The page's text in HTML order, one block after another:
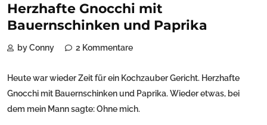
Herzhafte Gnocchi mit
Bauernschinken und Paprika
by Conny 2 Kommentare
Heute war wieder Zeit für ein Kochzauber Gericht. Herzhafte
Gnocchi mit Bauernschinken und Paprika. Wieder etwas, bei
dem mein Mann sagte: Ohne mich.